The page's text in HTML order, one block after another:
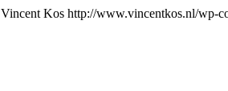
Vincent Kos http://www.vincentkos.nl/wp-